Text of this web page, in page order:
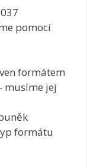
pomocí
formátem
musíme jej
formátu